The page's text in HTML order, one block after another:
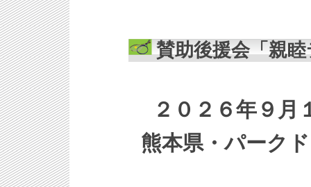
賛助後援会「親
２０２６年９月
熊本県・パーク